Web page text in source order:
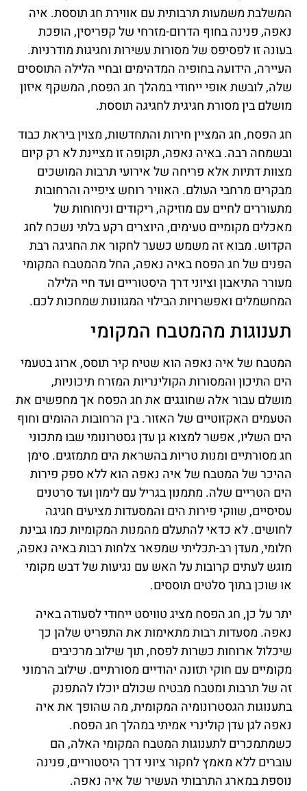
המשלבת משמעות תרבותית עם אווירת חג תוססת. איה
נאפה, פנינה בחוף הדרום-מזרחי של קפריסין, הופכת
בעונה זו לפסיפס של מסורות עשירות וחגיגות מודרניות.
העיירה, הידועה בחופיה המדהימים ובחיי הלילה התוססים
שלה, לובשת אופי ייחודי במהלך חג הפסח, המשקף איזון
מושלם בין מסורת חגיגית לחגיגה תוססת.
חג הפסח, חג המציין חירות והתחדשות, מצוין ביראת כבוד
ובשמחה רבה. באיה נאפה, תקופה זו מציינת לא רק קיום
מצוות דתיות אלא פריחה של אירועי תרבות המושכים
מבקרים מרחבי העולם. האוויר רוחש ציפייה והרחובות
מתעוררים לחיים עם מוזיקה, ריקודים וניחוחות של
מאכלים מקומיים טעימים, היוצרים רקע בלתי נשכח לחג
הקדוש. מבוא זה משמש כשער לחקור את החגיגה רבת
הפנים של חג הפסח באיה נאפה, החל מהמטבח המקומי
מעורר התיאבון וציוני דרך היסטוריים ועד חיי הלילה
המחשמלים ואפשרויות הבילוי המגוונות שמחכות לכם.
תענוגות מהמטבח המקומי
המטבח של איה נאפה הוא שטיח קיר תוסס, ארוג בטעמי
הים התיכון והמסורות הקולינריות המזרח תיכוניות,
מושלם עבור אלה שחוגגים את חג הפסח אך מחפשים את
הטעמים האקזוטיים של האזור. בין הרחובות ההומים וחוף
הים השליו, אפשר למצוא גן עדן גסטרונומי שבו מתכוני
חג מסורתיים ומנות טריות בהשראת הים מתמזגים. סימן
ההיכר של המטבח של איה נאפה הוא ללא ספק פירות
הים הטריים שלה. מתמנון בגריל עם לימון ועד סרטנים
עסיסיים, שווקי פירות הים והמסעדות מציעים חגיגה
לחושים. לא כדאי להתעלם מהמנות המקומיות כמו גבינת
חלומי, מעדן רב-תכליתי שמפאר צלחות רבות באיה נאפה,
מוגש לעתים קרובות על האש עם נגיעות של דבש מקומי
או שוכן בתוך סלטים תוססים.
יתר על כן, חג הפסח מציג טוויסט ייחודי לסעודה באיה
נאפה. מסעדות רבות מתאימות את התפריט שלהן כך
שיכלול ארוחות כשרות לפסח, תוך שילוב מרכיבים
מקומיים עם חוקי תזונה יהודיים מסורתיים. שילוב הרמוני
זה של תרבות ומטבח מבטיח שכולם יוכלו להתפנק
בתענוגות הגסטרונומיה המקומית, מה שהופך את איה
נאפה לגן עדן קולינרי אמיתי במהלך חג הפסח.
כשמתמכרים לתענוגות המטבח המקומי האלה, הם
עוברים ללא מאמץ לחקור ציוני דרך היסטוריים, פנינה
נוספת במארג התרבותי העשיר של איה נאפה.